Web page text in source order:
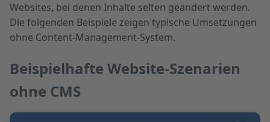
Websites, bei denen Inhalte selten geändert werden.
Die folgenden Beispiele zeigen typische Umsetzungen
ohne Content-Management-System.
Beispielhafte Website-Szenarien
ohne CMS